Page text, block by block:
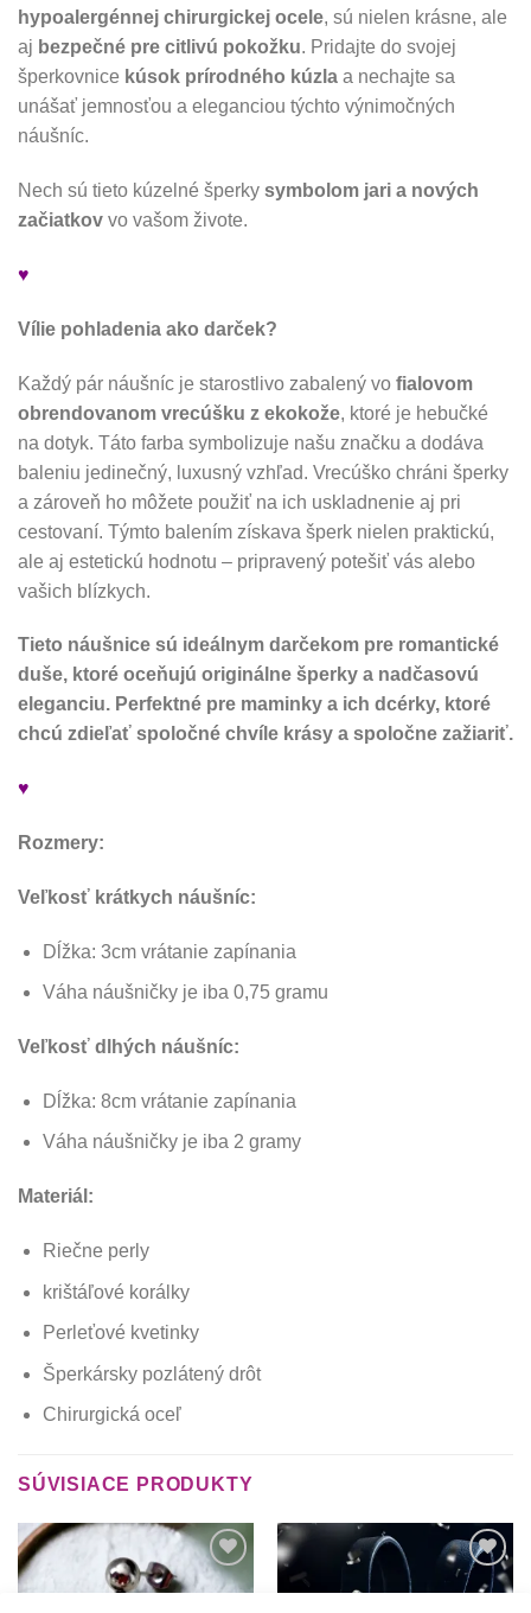
hypoalergénnej chirurgickej ocele, sú nielen krásne, ale
aj bezpečné pre citlivú pokožku. Pridajte do svojej
šperkovnice kúsok prírodného kúzla a nechajte sa
unášať jemnosťou a eleganciou týchto výnimočných
náušníc.
Nech sú tieto kúzelné šperky symbolom jari a nových
začiatkov vo vašom živote.
♥
Vílie pohladenia ako darček?
Každý pár náušníc je starostlivo zabalený vo fialovom
obrendovanom vrecúšku z ekokože, ktoré je hebučké
na dotyk. Táto farba symbolizuje našu značku a dodáva
baleniu jedinečný, luxusný vzhľad. Vrecúško chráni šperky
a zároveň ho môžete použiť na ich uskladnenie aj pri
cestovaní. Týmto balením získava šperk nielen praktickú,
ale aj estetickú hodnotu – pripravený potešiť vás alebo
vašich blízkych.
Tieto náušnice sú ideálnym darčekom pre romantické
duše, ktoré oceňujú originálne šperky a nadčasovú
eleganciu. Perfektné pre maminky a ich dcérky, ktoré
chcú zdieľať spoločné chvíle krásy a spoločne zažiariť.
♥
Rozmery:
Veľkosť krátkych náušníc:
Dĺžka: 3cm vrátanie zapínania
Váha náušničky je iba 0,75 gramu
Veľkosť dlhých náušníc:
Dĺžka: 8cm vrátanie zapínania
Váha náušničky je iba 2 gramy
Materiál:
Riečne perly
krištáľové korálky
Perleťové kvetinky
Šperkársky pozlátený drôt
Chirurgická oceľ
SÚVISIACE PRODUKTY
Túto
Túto